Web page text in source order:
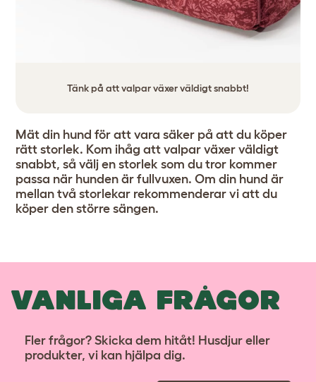
Tänk på att valpar växer väldigt snabbt!
Mät din hund för att vara säker på att du köper
rätt storlek. Kom ihåg att valpar växer väldigt
snabbt, så välj en storlek som du tror kommer
passa när hunden är fullvuxen. Om din hund är
mellan två storlekar rekommenderar vi att du
köper den större sängen.
VANLIGA FRÅGOR
Fler frågor? Skicka dem hitåt! Husdjur eller
produkter, vi kan hjälpa dig.